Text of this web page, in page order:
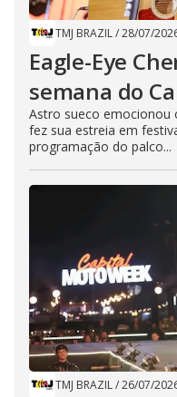
TMJ BRAZIL/28/07/
Eagle-Eye
semana do
Astro sueco emocionou
fez sua estreia em
programação do palco...
TMJ BRAZIL/26/07/